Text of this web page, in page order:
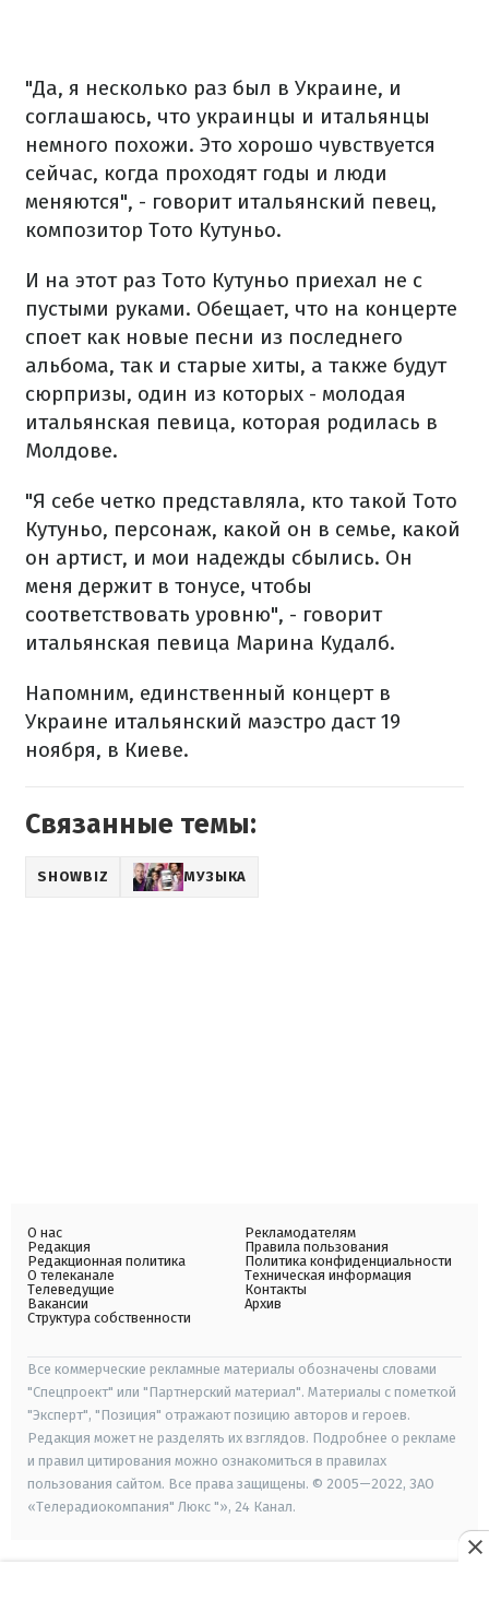
"Да, я несколько раз был в Украине, и
соглашаюсь, что украинцы и итальянцы
немного похожи. Это хорошо чувствуется
сейчас, когда проходят годы и люди
меняются", - говорит итальянский певец,
композитор Тото Кутуньо.
И на этот раз Тото Кутуньо приехал не с
пустыми руками. Обещает, что на концерте
споет как новые песни из последнего
альбома, так и старые хиты, а также будут
сюрпризы, один из которых - молодая
итальянская певица, которая родилась в
Молдове.
"Я себе четко представляла, кто такой Тото
Кутуньо, персонаж, какой он в семье, какой
он артист, и мои надежды сбылись. Он
меня держит в тонусе, чтобы
соответствовать уровню", - говорит
итальянская певица Марина Кудалб.
Напомним, единственный концерт в
Украине итальянский маэстро даст 19
ноября, в Киеве.
Связанные темы:
SHOWBIZ МУЗЫКА
О нас
Редакция
Редакционная политика
О телеканале
Телеведущие
Вакансии
Структура собственности
Рекламодателям
Правила пользования
Политика конфиденциальности
Техническая информация
Контакты
Архив
Все коммерческие рекламные материалы обозначены словами
"Спецпроект" или "Партнерский материал". Материалы с пометкой
"Эксперт", "Позиция" отражают позицию авторов и героев.
Редакция может не разделять их взглядов. Подробнее о рекламе
и правил цитирования можно ознакомиться в правилах
пользования сайтом. Все права защищены. © 2005—2022, ЗАО
«Телерадиокомпания" Люкс "», 24 Канал.